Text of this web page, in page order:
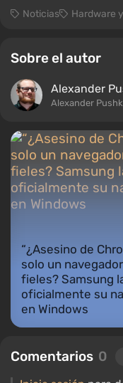
Noticias Hardware
Sobre el autor
Alexander
Alexander
“¿Asesino de
solo un
fieles? Samsung
oficialmente su
en Windows
Comentarios 0